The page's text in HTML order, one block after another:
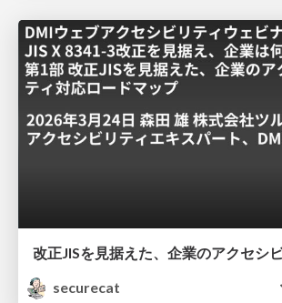
securecat